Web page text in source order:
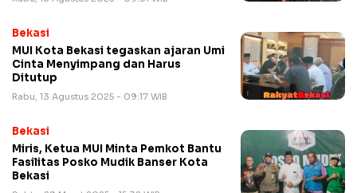
Bekasi
MUI Kota Bekasi tegaskan ajaran Umi
Cinta Menyimpang dan Harus
Ditutup
Rabu, 13 Agustus 2025 - 09:17 WIB
Bekasi
Miris, Ketua MUI Minta Pemkot Bantu
Fasilitas Posko Mudik Banser Kota
Bekasi